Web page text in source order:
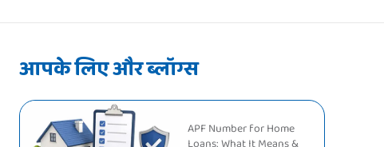
आपके लिए और ब्लॉग्स
APF Number for Home